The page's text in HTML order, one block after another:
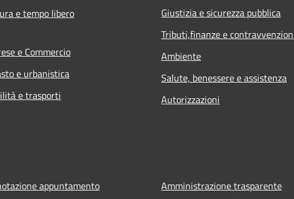
e tempo libero
e Commercio
e urbanistica
e trasporti
Giustizia e sicurezza pubblica
Tributi,finanze e
Ambiente
Salute, benessere e assistenza
Autorizzazioni
appuntamento Amministrazione trasparente